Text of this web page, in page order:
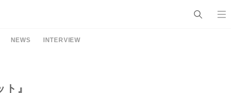
NEWS INTERVIEW
』